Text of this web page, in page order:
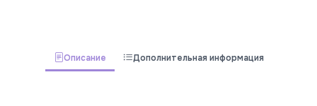
Описание Дополнительная информация